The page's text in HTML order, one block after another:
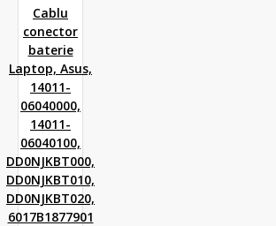
Cablu
conector
baterie
Laptop, Asus,
14011-
06040000,
14011-
06040100,
DD0NJKBT000,
DD0NJKBT010,
DD0NJKBT020,
6017B1877901